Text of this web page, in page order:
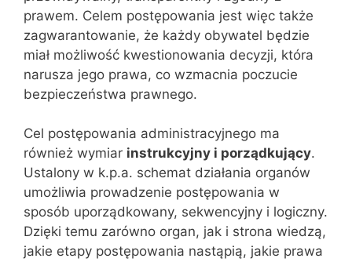
prawem. Celem postępowania jest więc także
zagwarantowanie, że każdy obywatel będzie
miał możliwość kwestionowania decyzji, która
narusza jego prawa, co wzmacnia poczucie
bezpieczeństwa prawnego.
Cel postępowania administracyjnego ma
również wymiar instrukcyjny i porządkujący.
Ustalony w k.p.a. schemat działania organów
umożliwia prowadzenie postępowania w
sposób uporządkowany, sekwencyjny i logiczny.
Dzięki temu zarówno organ, jak i strona wiedzą,
jakie etapy postępowania nastąpią, jakie prawa